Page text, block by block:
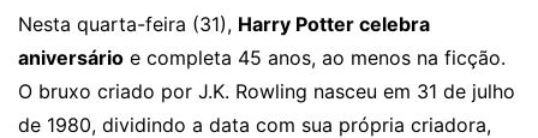
Nesta quarta-feira (31), Harry Potter celebra
aniversário e completa 45 anos, ao menos na ficção.
O bruxo criado por J.K. Rowling nasceu em 31 de julho
de 1980, dividindo a data com sua própria criadora,